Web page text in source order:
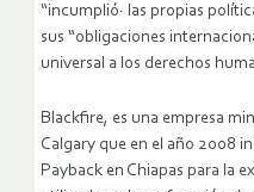
“incumplió· las propias
sus “obligaciones
universal a los derechos
Blackfire, es una empresa
Calgary que en el año 2008
Payback en Chiapas para la